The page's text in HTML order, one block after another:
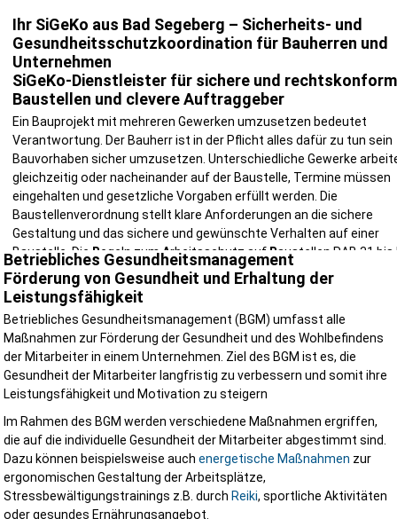
Ihr SiGeKo aus Bad Segeberg – Sicherheits- und
Gesundheitsschutzkoordination für Bauherren und
Unternehmen
SiGeKo-Dienstleister für sichere und
Baustellen und clevere Auftraggeber
Ein Bauprojekt mit mehreren Gewerken umzusetzen bedeutet
Verantwortung. Der Bauherr ist in der Pflicht alles dafür zu tun sein
Bauvorhaben sicher umzusetzen. Unterschiedliche Gewerke
gleichzeitig oder nacheinander auf der Baustelle, Termine müssen
eingehalten und gesetzliche Vorgaben erfüllt werden. Die
Baustellenverordnung stellt klare Anforderungen an die sichere
Gestaltung und das sichere und gewünschte Verhalten auf einer
Baustelle. Die Regeln zumArbeitsschutz auf Baustellen RAB 31 bis
33 präzisieren die BauStV während die RAB 30 einen
Arbeitsschutzkoordination vorsieht. Genau hier kommt der
und Gesundheitsschutzkoordinator (SiGeKo)" ins Spiel. Mit einer
professionellen Sicherheits- und Gesundheitsschutzkoordination
sorgen wir in Ihrem Auftrag für den Schutz aller Beschäftigten auf
Baustelle und reduzieren gleichzeitig Haftungsrisiken, vermeiden
Bauverzögerungen und schaffen einen reibungslosen Bauablauf.
kurzfristige Termine
alle Anforderungen der Baustellenverordnung erfüllt
Betreuung von der Planung bis zur Fertigstellung
regionaler Ansprechpartner
Betriebliches Gesundheitsmanagement
Förderung von Gesundheit und Erhaltung der
Leistungsfähigkeit
Betriebliches Gesundheitsmanagement (BGM) umfasst alle
Maßnahmen zur Förderung der Gesundheit und des Wohlbefindens
der Mitarbeiter in einem Unternehmen. Ziel des BGM ist es, die
Gesundheit der Mitarbeiter langfristig zu verbessern und somit ihre
Leistungsfähigkeit und Motivation zu steigern
Im Rahmen des BGM werden verschiedene Maßnahmen ergriffen,
die auf die individuelle Gesundheit der Mitarbeiter abgestimmt sind.
Dazu können beispielsweise auchenergetische Maßnahmen zur
ergonomischen Gestaltung der Arbeitsplätze,
Stressbewältigungstrainings z.B. durch Reiki, sportliche Aktivitäten
oder gesundes Ernährungsangebot.